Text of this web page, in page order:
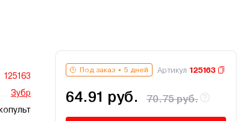
125163
Зубр
Под заказ 5 дней Артикул 125163
64.91 руб. 70.75 руб.